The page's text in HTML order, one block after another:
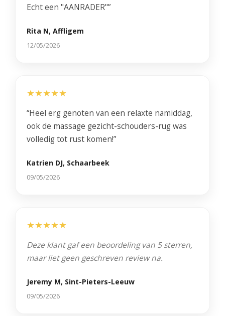
Echt een "AANRADER"”
Rita N, Affligem
12/05/2026
★★★★★
“Heel erg genoten van een relaxte namiddag,
ook de massage gezicht-schouders-rug was
volledig tot rust komen!”
Katrien DJ, Schaarbeek
09/05/2026
★★★★★
Deze klant gaf een beoordeling van 5 sterren,
maar liet geen geschreven review na.
Jeremy M, Sint-Pieters-Leeuw
09/05/2026